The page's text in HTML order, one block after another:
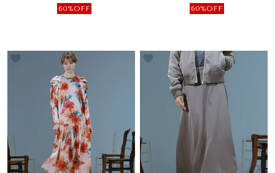
60%OFF 60%OFF